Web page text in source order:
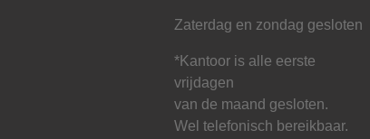
Zaterdag en zondag gesloten
*Kantoor is alle eerste
vrijdagen
van de maand gesloten.
Wel telefonisch bereikbaar.